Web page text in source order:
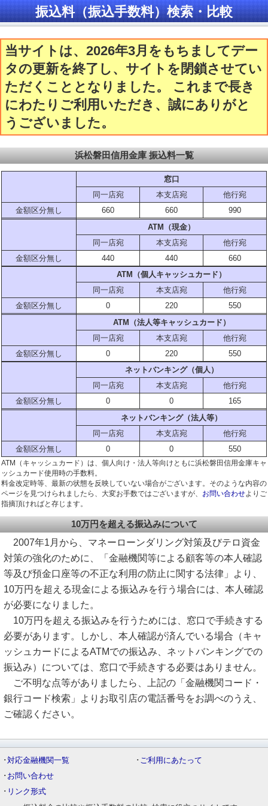
振込料（振込手数料）検索・比較
当サイトは、2026年3月をもちましてデー
タの更新を終了し、サイトを閉鎖させてい
ただくこととなりました。 これまで長き
にわたりご利用いただき、誠にありがと
うございました。
浜松磐田信用金庫 振込料一覧
窓口
同一店宛
本支店宛
他行宛
金額区分無し
660 660
990
ATM（現金）
同一店宛
本支店宛
他行宛
金額区分無し
440 440
660
ATM（個人キャッシュカード）
同一店宛
本支店宛
他行宛
金額区分無し
0 220
550
ATM（法人等キャッシュカード）
同一店宛
本支店宛
他行宛
金額区分無し
0 220
550
ネットバンキング（個人）
同一店宛
本支店宛
他行宛
金額区分無し
0 0
165
ネットバンキング（法人等）
同一店宛
本支店宛
他行宛
金額区分無し
0 0 550
ATM（キャッシュカード）は、個人向け・法人等向けともに浜松磐田信用金庫キャ
ッシュカード使用時の手数料。
料金改定時等、最新の状態を反映していない場合がございます。そのような内容の
ページを見つけられましたら、大変お手数ではございますが、 お問い合わせよりご
指摘頂ければと存じます。
10万円を超える振込みについて
2007年1月から、マネーローンダリング対策及びテロ資金
対策の強化のために、「金融機関等による顧客等の本人確認
等及び預金口座等の不正な利用の防止に関する法律」より、
10万円を超える現金による振込みを行う場合には、本人確認
が必要になりました。
10万円を超える振込みを行うためには、窓口で手続きする
必要があります。しかし、本人確認が済んでいる場合（キャ
ッシュカードによるATMでの振込み、ネットバンキングでの
振込み）については、窓口で手続きする必要はありません。
ご不明な点等がありましたら、上記の「金融機関コード・
銀行コード検索」よりお取引店の電話番号をお調べのうえ、
ご確認ください。
･対応金融機関一覧 ･ ご利用にあたって
･ お問い合わせ
･ リンク形式